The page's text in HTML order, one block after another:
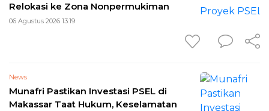
Relokasi ke Zona Nonpermukiman
06 Agustus 2026 13:19
News
Munafri Pastikan Investasi PSEL di
Makassar Taat Hukum, Keselamatan